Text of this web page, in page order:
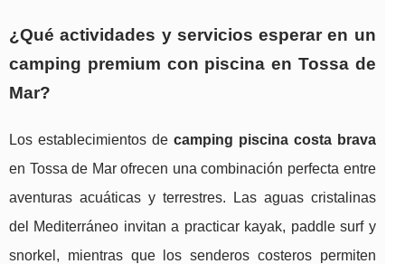
¿Qué actividades y servicios esperar en un
camping premium con piscina en Tossa de
Mar?
Los establecimientos de camping piscina costa brava
en Tossa de Mar ofrecen una combinación perfecta entre
aventuras acuáticas y terrestres. Las aguas cristalinas
del Mediterráneo invitan a practicar kayak, paddle surf y
snorkel, mientras que los senderos costeros permiten